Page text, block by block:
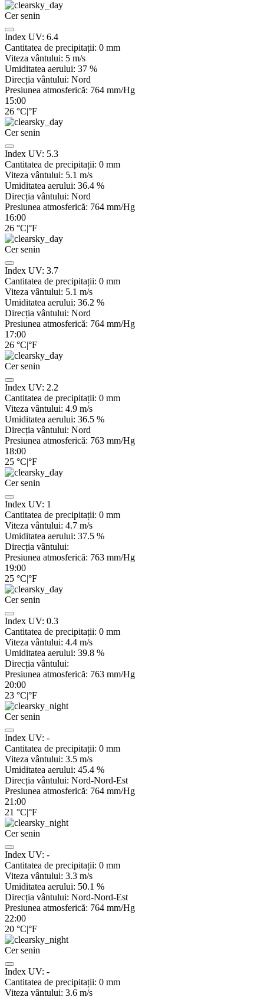
Cer senin
Index UV: 6.4
Cantitatea de precipitații: 0 mm
Viteza vântului: 5 m/s
Umiditatea aerului: 37 %
Direcția vântului: Nord
Presiunea atmosferică: 764 mm/Hg
15:00
26 °C|°F
Cer senin
Index UV: 5.3
Cantitatea de precipitații: 0 mm
Viteza vântului: 5.1 m/s
Umiditatea aerului: 36.4 %
Direcția vântului: Nord
Presiunea atmosferică: 764 mm/Hg
16:00
26 °C|°F
Cer senin
Index UV: 3.7
Cantitatea de precipitații: 0 mm
Viteza vântului: 5.1 m/s
Umiditatea aerului: 36.2 %
Direcția vântului: Nord
Presiunea atmosferică: 764 mm/Hg
17:00
26 °C|°F
Cer senin
Index UV: 2.2
Cantitatea de precipitații: 0 mm
Viteza vântului: 4.9 m/s
Umiditatea aerului: 36.5 %
Direcția vântului: Nord
Presiunea atmosferică: 763 mm/Hg
18:00
25 °C|°F
Cer senin
Index UV: 1
Cantitatea de precipitații: 0 mm
Viteza vântului: 4.7 m/s
Umiditatea aerului: 37.5 %
Direcția vântului:
Presiunea atmosferică: 763 mm/Hg
19:00
25 °C|°F
Cer senin
Index UV: 0.3
Cantitatea de precipitații: 0 mm
Viteza vântului: 4.4 m/s
Umiditatea aerului: 39.8 %
Direcția vântului:
Presiunea atmosferică: 763 mm/Hg
20:00
23 °C|°F
Cer senin
Index UV: -
Cantitatea de precipitații: 0 mm
Viteza vântului: 3.5 m/s
Umiditatea aerului: 45.4 %
Direcția vântului: Nord-Nord-Est
Presiunea atmosferică: 764 mm/Hg
21:00
21 °C|°F
Cer senin
Index UV: -
Cantitatea de precipitații: 0 mm
Viteza vântului: 3.3 m/s
Umiditatea aerului: 50.1 %
Direcția vântului: Nord-Nord-Est
Presiunea atmosferică: 764 mm/Hg
22:00
20 °C|°F
Cer senin
Index UV: -
Cantitatea de precipitații: 0 mm
Viteza vântului: 3.6 m/s